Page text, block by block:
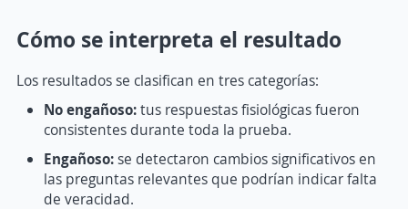
Cómo se interpreta el resultado
Los resultados se clasifican en tres categorías:
No engañoso:tus respuestas fisiológicas fueron
consistentes durante toda la prueba.
Engañoso:se detectaron cambios significativos en
las preguntas relevantes que podrían indicar falta
de veracidad.